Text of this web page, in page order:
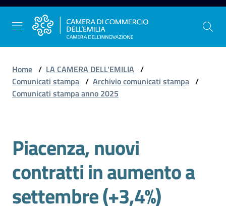
Vai al contenuto
Vai alla navigazione
Vai al footer
Gestire
l'impresa
Home / LA CAMERA DELL'EMILIA /
Comunicati stampa / Archivio comunicati stampa /
Comunicati stampa anno 2025
Salta al contenuto
Piacenza, nuovi
contratti in aumento a
settembre (+3,4%)